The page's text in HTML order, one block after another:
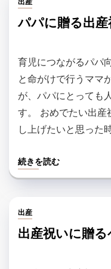
パパに贈る出産
育児につながるパパ
と命がけで行うママ
が、パパにとっても
す。 おめでたい出産
し上げたいと思った
続きを読む
出産
出産祝いに贈